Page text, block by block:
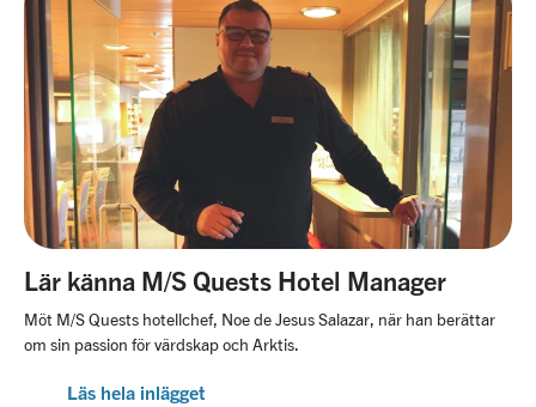
Lär känna M/S Quests Hotel Manager
Möt M/S Quests hotellchef, Noe de Jesus Salazar, när han berättar
om sin passion för värdskap och Arktis.
Läs hela inlägget